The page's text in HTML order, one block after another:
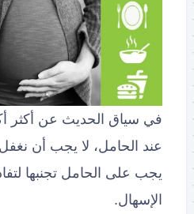
في سياق الحديث عن أكثر
عند الحامل، لا يجب أن
يجب على الحامل تجنبها
الإسهال.